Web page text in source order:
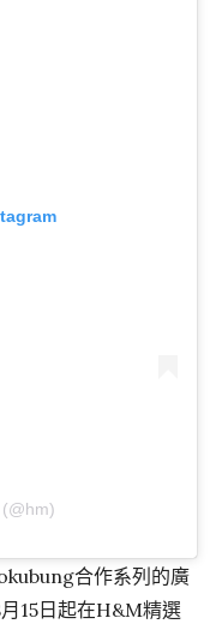
合作系列的廣
15日起在H&M精選